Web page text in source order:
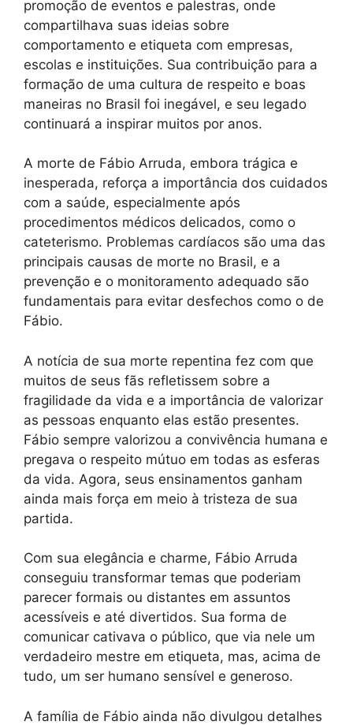
promoção de eventos e palestras, onde
compartilhava suas ideias sobre
comportamento e etiqueta com empresas,
escolas e instituições. Sua contribuição para a
formação de uma cultura de respeito e boas
maneiras no Brasil foi inegável, e seu legado
continuará a inspirar muitos por anos.
A morte de Fábio Arruda, embora trágica e
inesperada, reforça a importância dos cuidados
com a saúde, especialmente após
procedimentos médicos delicados, como o
cateterismo. Problemas cardíacos são uma das
principais causas de morte no Brasil, e a
prevenção e o monitoramento adequado são
fundamentais para evitar desfechos como o de
Fábio.
A notícia de sua morte repentina fez com que
muitos de seus fãs refletissem sobre a
fragilidade da vida e a importância de valorizar
as pessoas enquanto elas estão presentes.
Fábio sempre valorizou a convivência humana e
pregava o respeito mútuo em todas as esferas
da vida. Agora, seus ensinamentos ganham
ainda mais força em meio à tristeza de sua
partida.
Com sua elegância e charme, Fábio Arruda
conseguiu transformar temas que poderiam
parecer formais ou distantes em assuntos
acessíveis e até divertidos. Sua forma de
comunicar cativava o público, que via nele um
verdadeiro mestre em etiqueta, mas, acima de
tudo, um ser humano sensível e generoso.
A família de Fábio ainda não divulgou detalhes